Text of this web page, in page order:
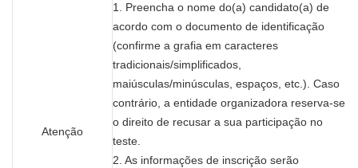
Atenção
1. Preencha o nome do(a) candidato(a) de
acordo com o documento de identificação
(confirme a grafia em caracteres
tradicionais/simplificados,
maiúsculas/minúsculas, espaços, etc.). Caso
contrário, a entidade organizadora reserva-se
o direito de recusar a sua participação no
teste.
2. As informações de inscrição serão